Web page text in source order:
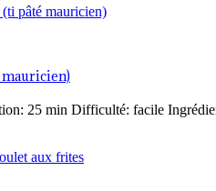
mauricien)
25 min Difficulté: facile